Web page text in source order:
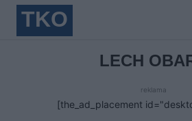
TKO
LECH
reklama
[the_ad_placement